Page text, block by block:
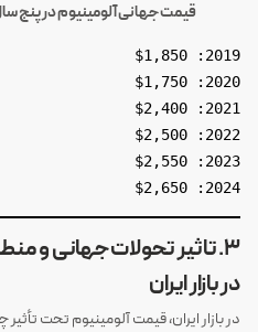
قیمت جهانی آلومینیوم در پنج
2019: $1,850
2020: $1,750
2021: $2,400
2022: $2,500
2023: $2,550
2024: $2,650
3. تاثیر تحولات جهانی و
در بازار ایران
در بازار ایران، قیمت آلومینیوم تحت